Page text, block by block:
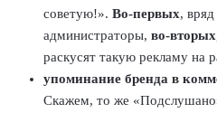
советую!». Во-первых,
администраторы, во-вторых
раскусят такую рекламу на
упоминание бренда в
Скажем, то же